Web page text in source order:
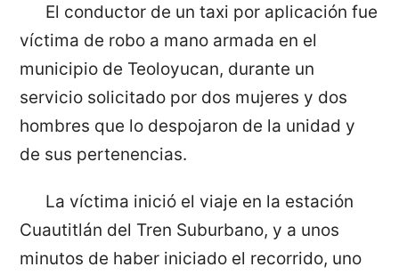
El conductor de un taxi por aplicación fue
víctima de robo a mano armada en el
municipio de Teoloyucan, durante un
servicio solicitado por dos mujeres y dos
hombres que lo despojaron de la unidad y
de sus pertenencias.
La víctima inició el viaje en la estación
Cuautitlán del Tren Suburbano, y a unos
minutos de haber iniciado el recorrido, uno